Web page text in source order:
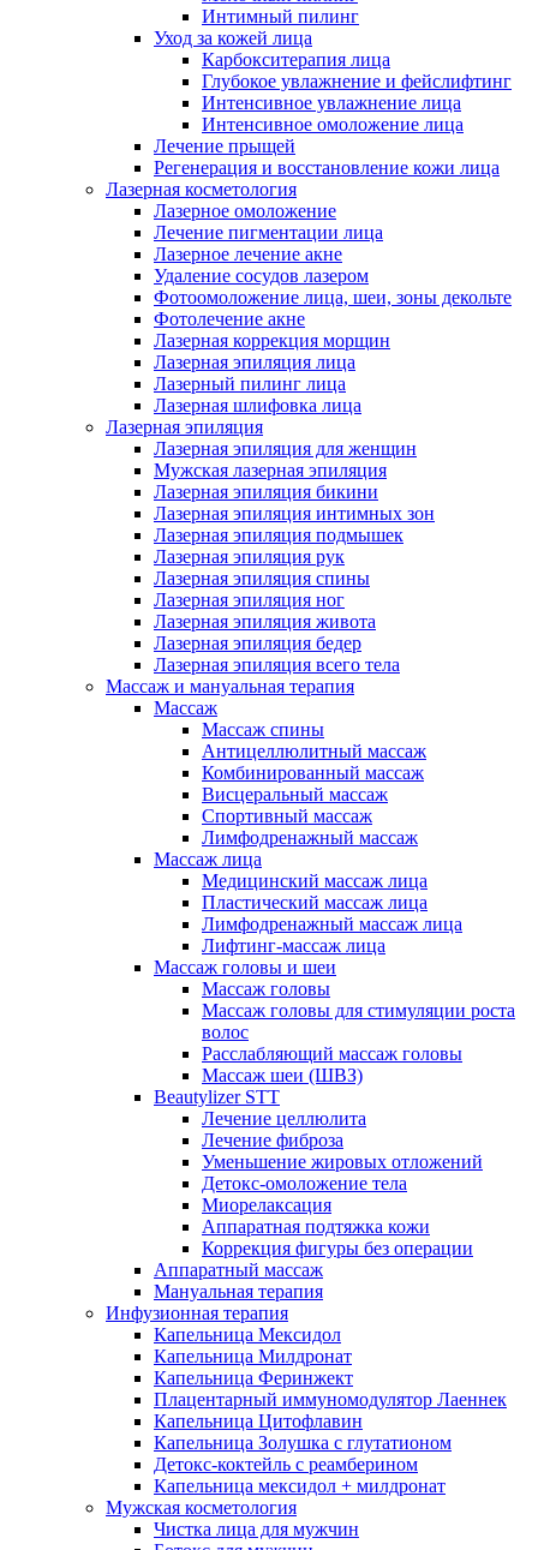
Интимный пилинг
Уход за кожей лица
Карбокситерапия лица
Глубокое увлажнение и фейслифтинг
Интенсивное увлажнение лица
Интенсивное омоложение лица
Лечение прыщей
Регенерация и восстановление кожи лица
Лазерная косметология
Лазерное омоложение
Лечение пигментации лица
Лазерное лечение акне
Удаление сосудов лазером
Фотоомоложение лица, шеи, зоны декольте
Фотолечение акне
Лазерная коррекция морщин
Лазерная эпиляция лица
Лазерный пилинг лица
Лазерная шлифовка лица
Лазерная эпиляция
Лазерная эпиляция для женщин
Мужская лазерная эпиляция
Лазерная эпиляция бикини
Лазерная эпиляция интимных зон
Лазерная эпиляция подмышек
Лазерная эпиляция рук
Лазерная эпиляция спины
Лазерная эпиляция ног
Лазерная эпиляция живота
Лазерная эпиляция бедер
Лазерная эпиляция всего тела
Массаж и мануальная терапия
Массаж
Массаж спины
Антицеллюлитный массаж
Комбинированный массаж
Висцеральный массаж
Спортивный массаж
Лимфодренажный массаж
Массаж лица
Медицинский массаж лица
Пластический массаж лица
Лимфодренажный массаж лица
Лифтинг-массаж лица
Массаж головы и шеи
Массаж головы
Массаж головы для стимуляции роста
волос
Расслабляющий массаж головы
Массаж шеи (ШВЗ)
Beautylizer STT
Лечение целлюлита
Лечение фиброза
Уменьшение жировых отложений
Детокс-омоложение тела
Миорелаксация
Аппаратная подтяжка кожи
Коррекция фигуры без операции
Аппаратный массаж
Мануальная терапия
Инфузионная терапия
Капельница Мексидол
Капельница Милдронат
Капельница Феринжект
Плацентарный иммуномодулятор Лаеннек
Капельница Цитофлавин
Капельница Золушка с глутатионом
Детокс-коктейль с реамберином
Капельница мексидол + милдронат
Мужская косметология
Чистка лица для мужчин